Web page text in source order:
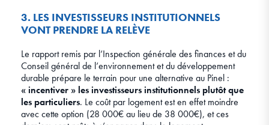
3. LES INVESTISSEURS INSTITUTIONNELS
VONT PRENDRE LA RELÈVE
Le rapport remis par l’Inspection générale des finances et du
Conseil général de l’environnement et du développement
durable prépare le terrain pour une alternative au Pinel :
« incentiver » les investisseurs institutionnels plutôt que
les particuliers. Le coût par logement est en effet moindre
avec cette option (28 000€ au lieu de 38 000€), et ces